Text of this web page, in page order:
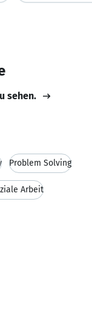
sehen.
Problem Solving
Arbeit